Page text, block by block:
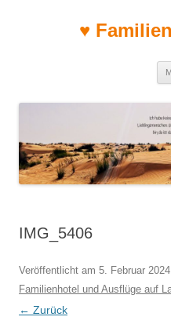
♥
IMG_5406
Veröffentlicht am 5. Februar 2024
Familienhotel und Ausflüge auf
← Zurück